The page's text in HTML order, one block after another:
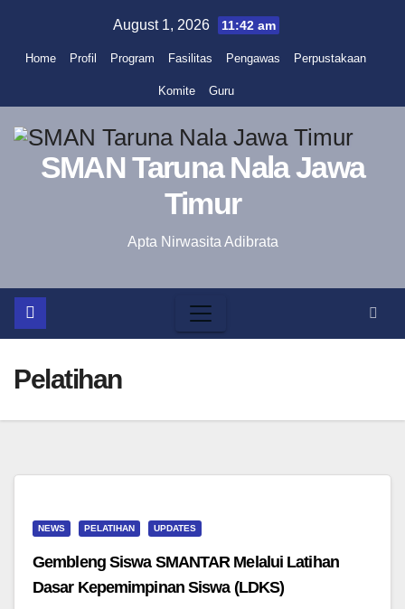
content
August 1, 2026 11:42 am
Home Profil Program Fasilitas Pengawas Perpustakaan
Komite Guru
SMAN Taruna Nala Jawa
Timur
Apta Nirwasita Adibrata
Pelatihan
NEWS PELATIHAN UPDATES
Gembleng Siswa SMANTAR Melalui Latihan
Dasar Kepemimpinan Siswa (LDKS)